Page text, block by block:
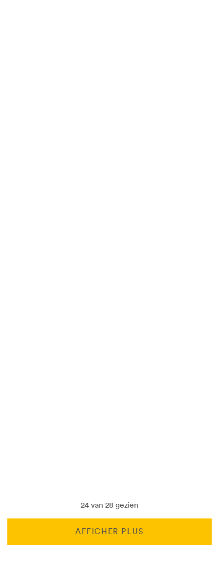
24 van 28 gezien
AFFICHER PLUS